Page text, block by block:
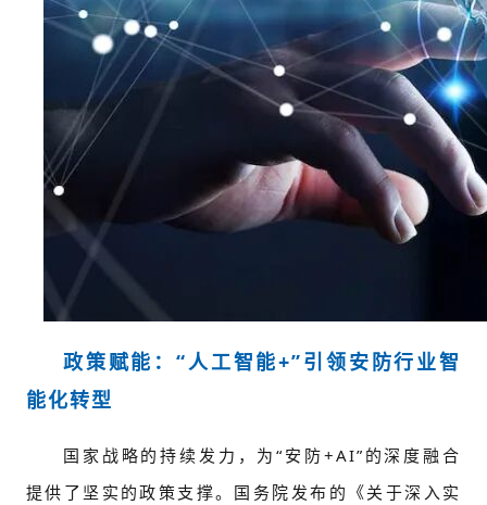
政策赋能：“人工智能+”引领安防行业智
能化转型
国家战略的持续发力，为“安防+AI”的深度融合
提供了坚实的政策支撑。国务院发布的《关于深入实